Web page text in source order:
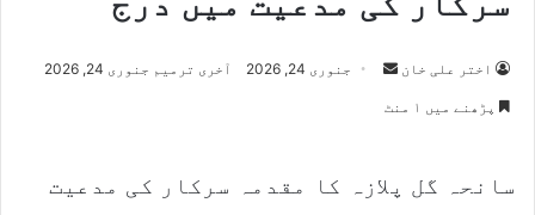
اختر علی خان
Send جنوری 24, 2026 آخری ترمیم جنوری 24, 2026
پڑھنے میں ۱ منٹ
سانحہ گل پلازہ کا مقدمہ سرکار کی مدعیت